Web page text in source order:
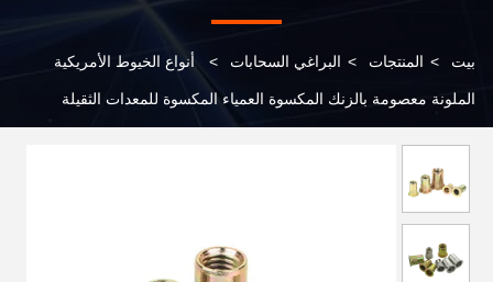
بيت > المنتجات > البراغي السحابات > أنواع الخيوط الأمريكية
الملونة معصومة بالزنك المكسوة العمياء المكسوة للمعدات الثقيلة